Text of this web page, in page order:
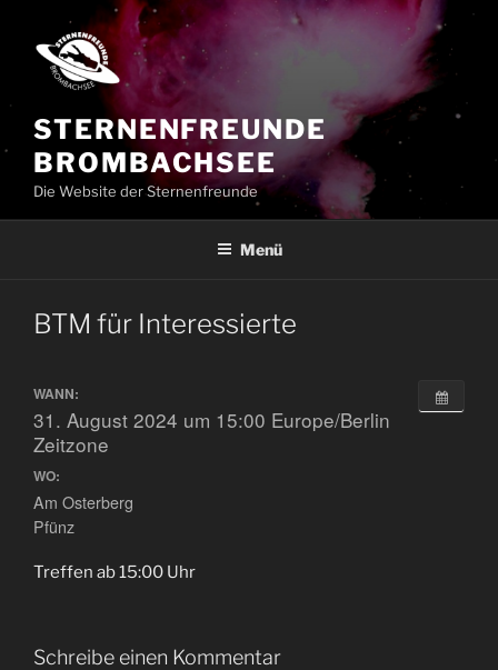
Inhalt
springen
STERNENFREUNDE
BROMBACHSEE
Die Website der Sternenfreunde
Menü
BTM für Interessierte
WANN:
31. August 2024 um 15:00 Europe/Berlin
Zeitzone
WO:
Am Osterberg
Pfünz
Treffen ab 15:00 Uhr
Schreibe einen Kommentar